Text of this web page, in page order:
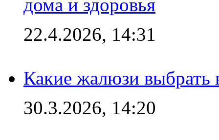
дома и здоровья
22.4.2026, 14:31
Какие жалюзи выбрать
30.3.2026, 14:20